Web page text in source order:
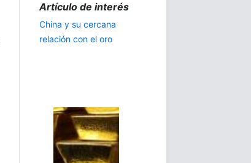
Trilogía:
La demanda de plata